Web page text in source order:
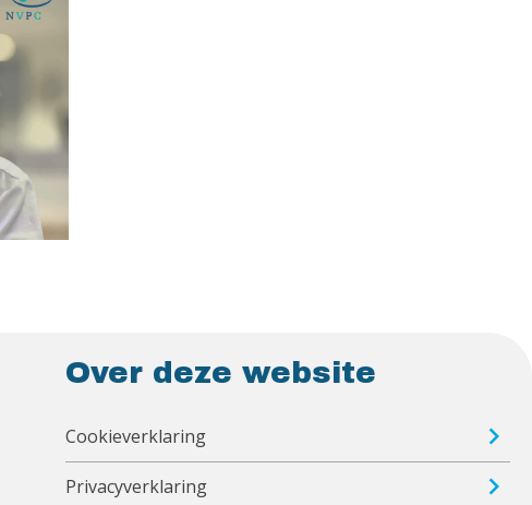
Over deze website
Cookieverklaring
Privacyverklaring